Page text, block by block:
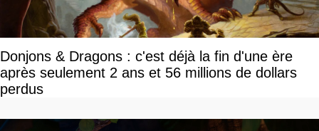
Donjons & Dragons : c'est déjà la fin d'une ère
après seulement 2 ans et 56 millions de dollars
perdus